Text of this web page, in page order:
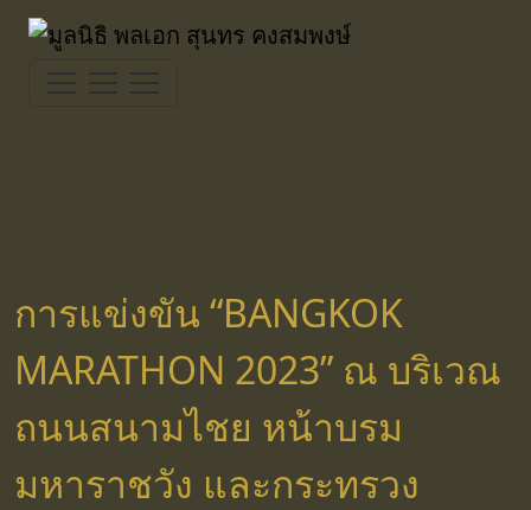
Skip
content
การแข่งขัน “BANGKOK
MARATHON 2023” ณ บริเวณ
ถนนสนามไชย หน้าบรม
มหาราชวัง และกระทรวง